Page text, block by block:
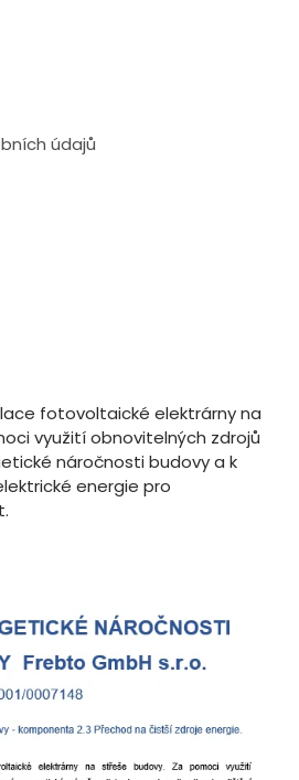
údajů
fotovoltaické elektrárny na
využití obnovitelných zdrojů
náročnosti budovy a k
energie pro